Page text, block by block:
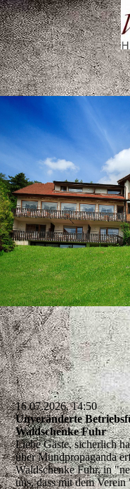
16.07.2026, 14:50
Unveränderte
Waldschenke Fuhr
Liebe Gäste, sicherlich
über Mundpropaganda
Waldschenke Fuhr, in
uns, dass mit dem